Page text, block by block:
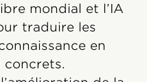
mondial et l’IA
traduire les
en
concrets.